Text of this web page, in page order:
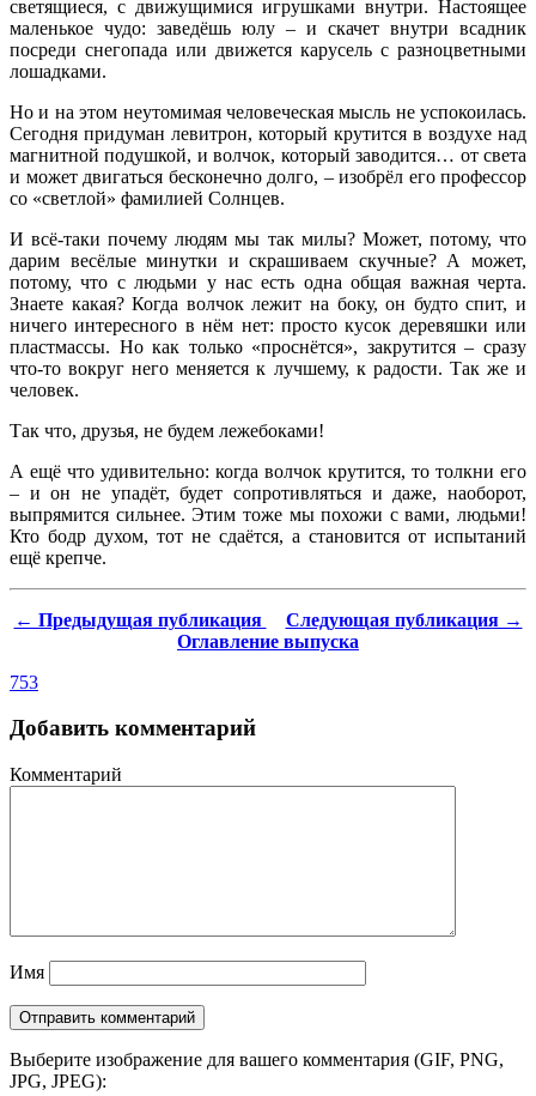
светящиеся, с движущимися игрушками внутри. Настоящее
маленькое чудо: заведёшь юлу – и скачет внутри всадник
посреди снегопада или движется карусель с разноцветными
лошадками.
Но и на этом неутомимая человеческая мысль не успокоилась.
Сегодня придуман левитрон, который крутится в воздухе над
магнитной подушкой, и волчок, который заводится… от света
и может двигаться бесконечно долго, – изобрёл его профессор
со «светлой» фамилией Солнцев.
И всё-таки почему людям мы так милы? Может, потому, что
дарим весёлые минутки и скрашиваем скучные? А может,
потому, что с людьми у нас есть одна общая важная черта.
Знаете какая? Когда волчок лежит на боку, он будто спит, и
ничего интересного в нём нет: просто кусок деревяшки или
пластмассы. Но как только «проснётся», закрутится – сразу
что-то вокруг него меняется к лучшему, к радости. Так же и
человек.
Так что, друзья, не будем лежебоками!
А ещё что удивительно: когда волчок крутится, то толкни его
– и он не упадёт, будет сопротивляться и даже, наоборот,
выпрямится сильнее. Этим тоже мы похожи с вами, людьми!
Кто бодр духом, тот не сдаётся, а становится от испытаний
ещё крепче.
← Предыдущая публикация
Следующая публикация →
Оглавление выпуска
753
Добавить комментарий
Комментарий
Имя
Выберите изображение для вашего комментария (GIF, PNG,
JPG, JPEG):